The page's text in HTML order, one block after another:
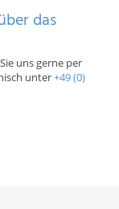
das
uns gerne per
unter+49 (0)